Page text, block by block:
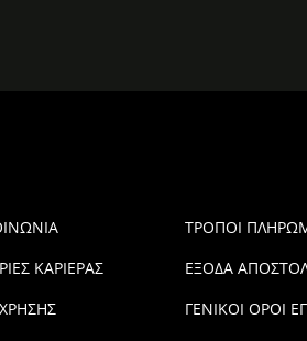
ΚΑΡΙΕΡΑΣ
ΤΡΟΠΟΙ
ΕΞΟΔΑ
ΓΕΝΙΚΟΙ ΟΡΟΙ